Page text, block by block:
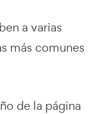
a varias
más comunes
de la página